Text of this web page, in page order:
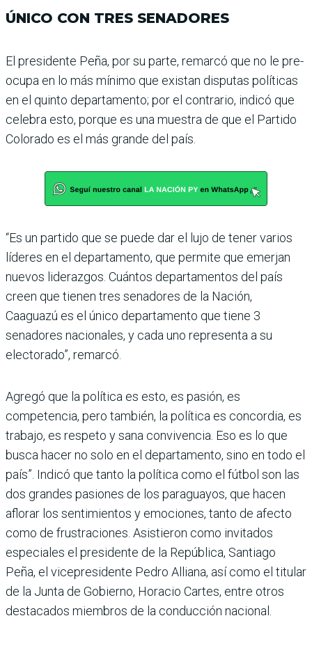
ÚNICO CON TRES SENADORES
El presidente Peña, por su parte, remarcó que no le pre­
ocupa en lo más mínimo que existan disputas políticas
en el quinto departamento; por el contrario, indicó que
cele­bra esto, porque es una mues­tra de que el Partido
Colorado es el más grande del país.
“Es un partido que se puede dar el lujo de tener varios
líde­res en el departamento, que permite que emerjan
nuevos liderazgos. Cuántos depar­tamentos del país
creen que tienen tres senadores de la Nación,
Caaguazú es el único departamento que tiene 3
senadores nacionales, y cada uno representa a su
electo­rado”, remarcó.
Agregó que la política es esto, es pasión, es
competencia, pero también, la política es concordia, es
trabajo, es res­peto y sana convivencia. Eso es lo que
busca hacer no solo en el departamento, sino en todo el
país”. Indicó que tanto la política como el fútbol son las
dos grandes pasiones de los paraguayos, que hacen
aflo­rar los sentimientos y emo­ciones, tanto de afecto
como de frustraciones. Asistieron como invitados
especiales el presidente de la República, Santiago
Peña, el vicepre­sidente Pedro Alliana, así como el titular
de la Junta de Gobierno, Horacio Car­tes, entre otros
destacados miembros de la conducción nacional.